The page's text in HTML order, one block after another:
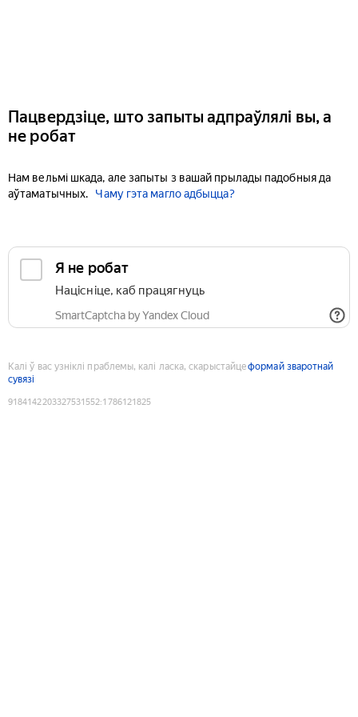
Пацвердзіце, што запыты адпраўлялі вы, а
не робат
Нам вельмі шкада, але запыты з вашай прылады падобныя да
аўтаматычных.
Чаму гэта магло адбыцца?
Я не робат
Націсніце, каб працягнуць
SmartCaptcha by Yandex Cloud
Калі ў вас узніклі праблемы, калі ласка, скарыстайцеформай зваротнай
сувязі
9184142203327531552:1786121825